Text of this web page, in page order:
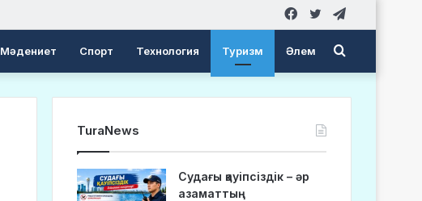
Twitter
Facebook
Мәдениет Спорт Технология Туризм Әлем Search
for
TuraNews
Судағы қауіпсіздік – әр
азаматтың